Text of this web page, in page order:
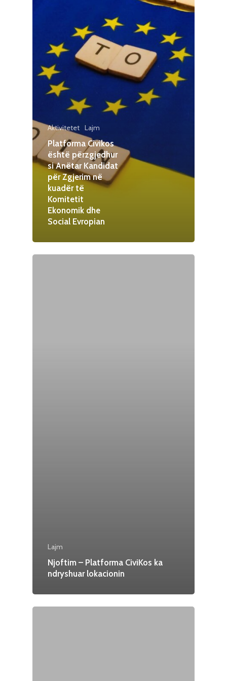
Aktivitetet Lajm
Platforma Civikos
është përzgjedhur
si Anëtar Kandidat
për Zgjerim në
kuadër të
Komitetit
Ekonomik dhe
Social Evropian
Lajm
Njoftim – Platforma CiviKos ka
ndryshuar lokacionin